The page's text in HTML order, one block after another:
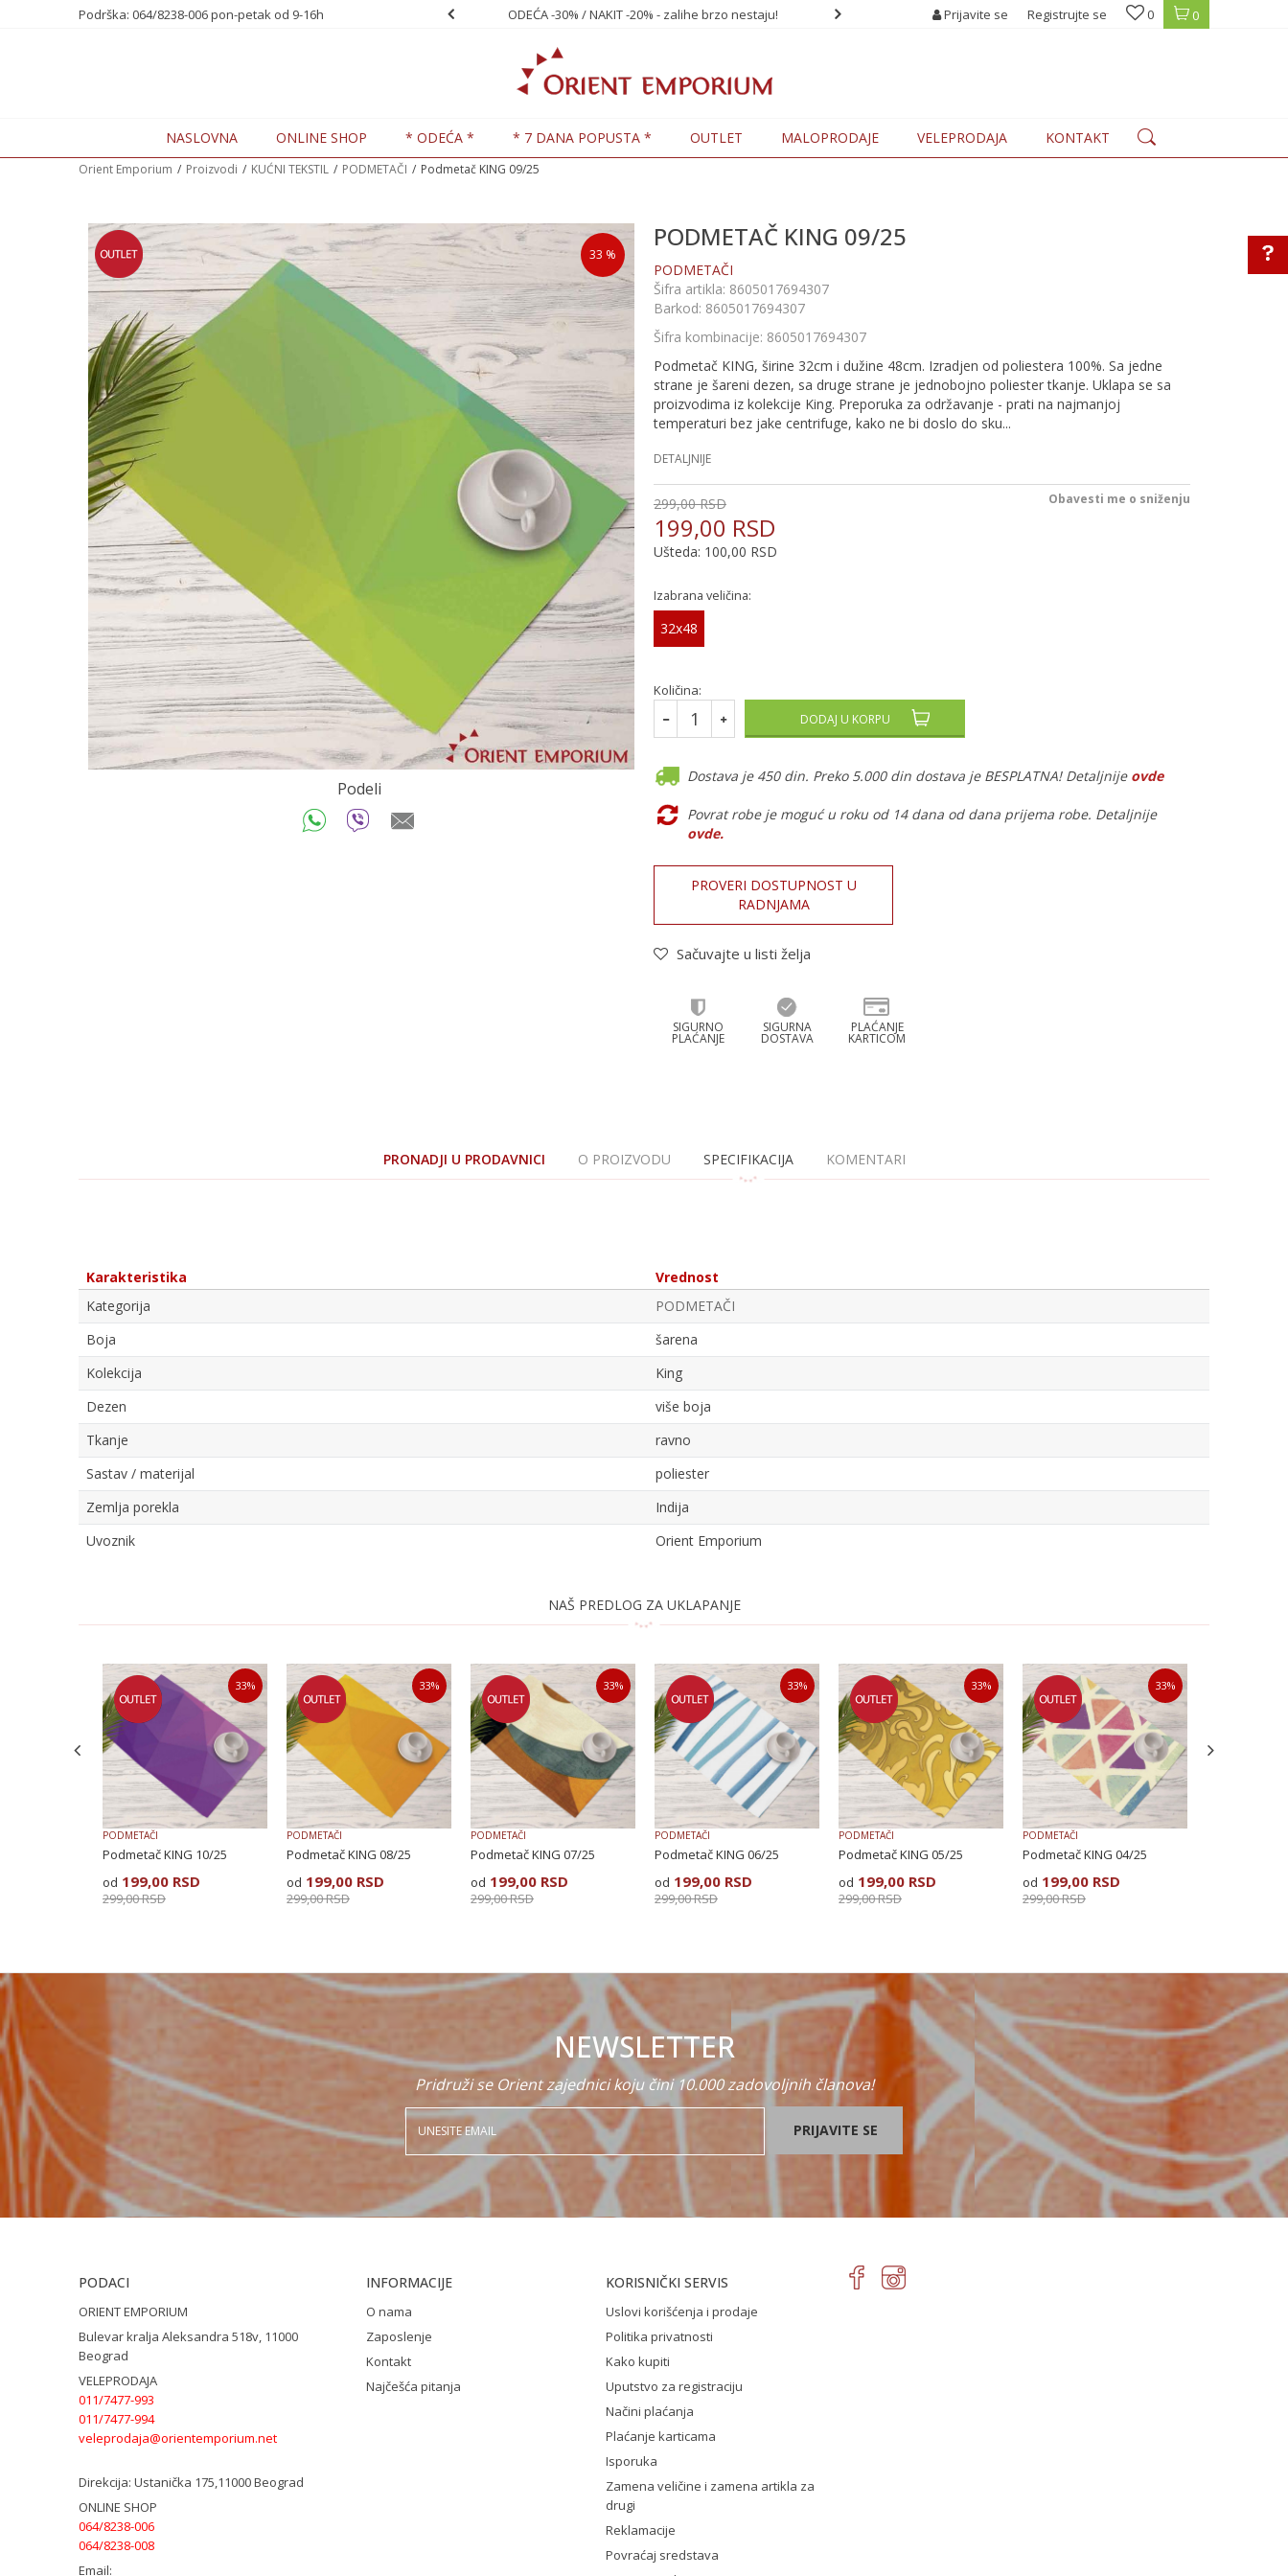
Podrška: 064/8238-006 pon-petak od 9-16h
nas na 0648238006 7 DANA POPUSTA -20% ODEĆA -30% / NAKIT -20% - zalihe brzo nestaju! POPUSTI U KORPI - 10% preko 6.000 din + bespl. dostava 0
0
Prijavite se Registrujte se
NASLOVNA ONLINE SHOP * ODEĆA * * 7 DANA POPUSTA * OUTLET MALOPRODAJE VELEPRODAJA KONTAKT
Orient Emporium Proizvodi KUĆNI TEKSTIL PODMETAČI Podmetač KING 09/25
33 %
Podeli
PODMETAČ KING 09/25
PODMETAČI
Šifra artikla: 8605017694307
Barkod: 8605017694307
Šifra kombinacije: 8605017694307
Podmetač KING, širine 32cm i dužine 48cm. Izradjen od poliestera 100%. Sa jedne
strane je šareni dezen, sa druge strane je jednobojno poliester tkanje. Uklapa se sa
proizvodima iz kolekcije King. Preporuka za održavanje - prati na najmanjoj
temperaturi bez jake centrifuge, kako ne bi doslo do sku...
DETALJNIJE
299,00 RSD
199,00 RSD
Ušteda: 100,00 RSD
Obavesti me o sniženju
Izabrana veličina:
32x48
Količina:
DODAJ U KORPU
Dostava je 450 din. Preko 5.000 din dostava je BESPLATNA! Detaljnije ovde
Povrat robe je moguć u roku od 14 dana od dana prijema robe. Detaljnije
ovde.
PROVERI DOSTUPNOST U
RADNJAMA
Sačuvajte u listi želja
SIGURNO
PLAĆANJE
SIGURNA
DOSTAVA
PLAĆANJE
KARTICOM
PRONADJI U PRODAVNICI O PROIZVODU SPECIFIKACIJA KOMENTARI
Karakteristika
Vrednost
Kategorija
PODMETAČI
Boja
šarena
Kolekcija
King
Dezen
više boja
Tkanje
ravno
Sastav / materijal
poliester
Zemlja porekla
Indija
Uvoznik
Orient Emporium
Poruka
POŠALJI
NAŠ PREDLOG ZA UKLAPANJE
33%
PODMETAČI
Podmetač KING 10/25
199,00 RSD
299,00RSD
33%
PODMETAČI
Podmetač KING 08/25
199,00 RSD
299,00RSD
33%
PODMETAČI
Podmetač KING 07/25
199,00 RSD
299,00RSD
33%
PODMETAČI
Podmetač KING 06/25
199,00 RSD
299,00RSD
33%
PODMETAČI
Podmetač KING 05/25
199,00 RSD
299,00RSD
33%
PODMETAČI
Podmetač KING 04/25
199,00 RSD
299,00RSD
NEWSLETTER
Pridruži se Orient zajednici koju čini 10.000 zadovoljnih članova!
PRIJAVITE SE
PODACI
ORIENT EMPORIUM
Bulevar kralja Aleksandra 518v, 11000
Beograd
VELEPRODAJA
011/7477-993
011/7477-994
veleprodaja@orientemporium.net
Direkcija: Ustanička 175,11000 Beograd
ONLINE SHOP
064/8238-006
064/8238-008
Email:
INFORMACIJE
O nama
Zaposlenje
Kontakt
Najčešća pitanja
KORISNIČKI SERVIS
Uslovi korišćenja i prodaje
Politika privatnosti
Kako kupiti
Uputstvo za registraciju
Načini plaćanja
Plaćanje karticama
Isporuka
Zamena veličine i zamena artikla za
drugi
Reklamacije
Povraćaj sredstava